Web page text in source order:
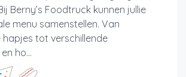
Berny’s Foodtruck kunnen jullie
menu samenstellen. Van
hapjes tot verschillende
ho...